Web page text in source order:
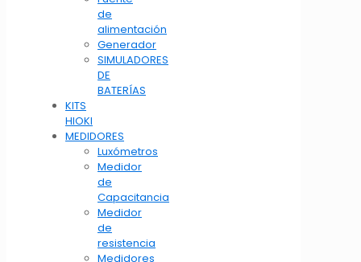
de
alimentación
Generador
SIMULADORES
DE
BATERÍAS
KITS
HIOKI
MEDIDORES
Luxómetros
Medidor
de
Capacitancia
Medidor
de
resistencia
Medidores